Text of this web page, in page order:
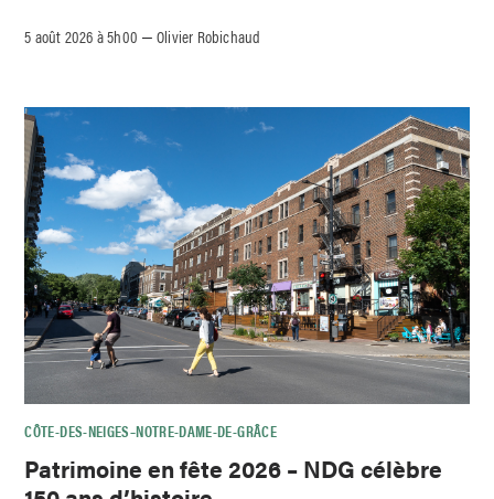
5 août 2026 à 5h00 –Olivier Robichaud
CÔTE-DES-NEIGES–NOTRE-DAME-DE-GRÂCE
Patrimoine en fête 2026 – NDG célèbre